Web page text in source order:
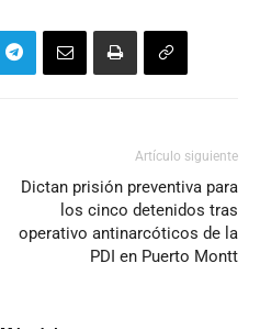
Artículo siguiente
Dictan prisión preventiva para
los cinco detenidos tras
operativo antinarcóticos de la
PDI en Puerto Montt